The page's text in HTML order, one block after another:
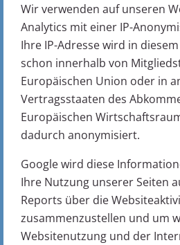
Wir verwenden auf unseren
Analytics mit einer IP-
Ihre IP-Adresse wird in
schon innerhalb von
Europäischen Union oder in
Vertragsstaaten des
Europäischen
dadurch anonymisiert.
Google wird diese
Ihre Nutzung unserer Seiten
Reports über die
zusammenzustellen und um
Websitenutzung und der